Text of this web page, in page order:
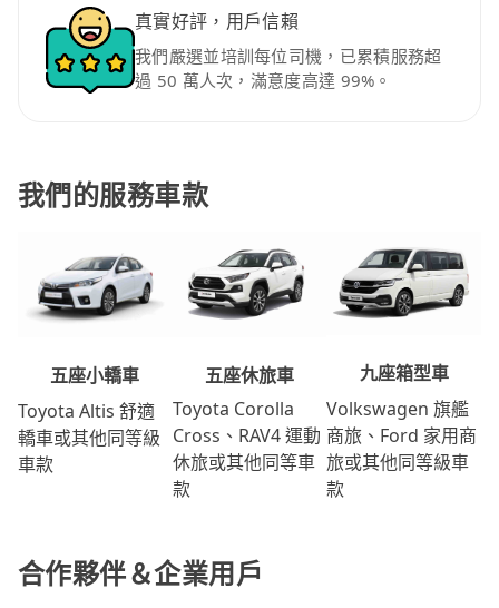
真實好評，用戶信賴
我們嚴選並培訓每位司機，已累積服務超
過 50 萬人次，滿意度高達 99%。
我們的服務車款
五座小轎車
Toyota Altis 舒適
轎車或其他同等級
車款
五座休旅車
Toyota Corolla
Cross、RAV4 運動
休旅或其他同等車
款
九座箱型車
Volkswagen 旗艦
商旅、Ford 家用商
旅或其他同等級車
款
合作夥伴＆企業用戶